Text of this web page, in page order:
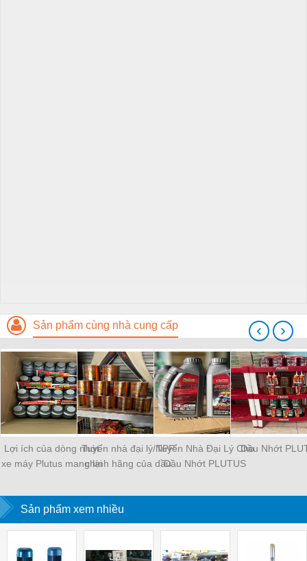
Sản phẩm cùng nhà cung cấp
Lợi ích của dòng nhớt
xe máy Plutus mang lại
Tuyển nhà đại lý/NPP
chính hãng của dầu
Tuyển Nhà Đại Lý Cho
Dầu Nhớt PLUTUS
Dầu Nhớt
‹ ›
Sản phẩm xem nhiều